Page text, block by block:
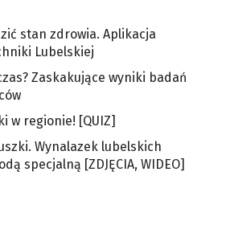
stan zdrowia. Aplikacja
Lubelskiej
Zaskakujące wyniki badań
w regionie! [QUIZ]
Wynalazek lubelskich
specjalną [ZDJĘCIA, WIDEO]